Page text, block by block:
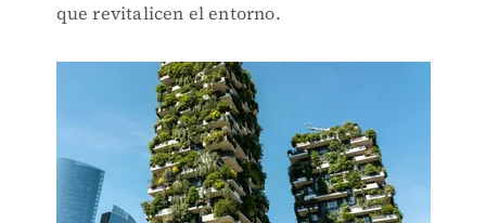
que revitalicen el entorno.